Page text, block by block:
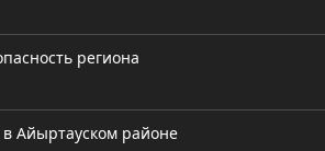
региона
Айыртауском районе